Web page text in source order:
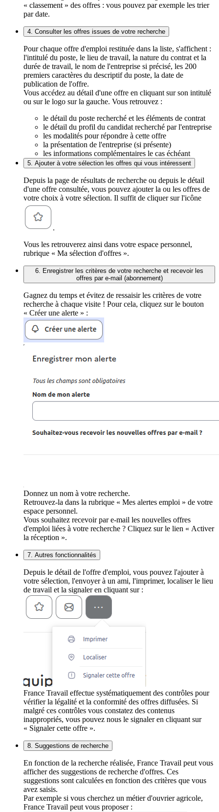
« classement » des offres : vous pouvez par exemple les trier
par date.
4. Consulter les offres issues de votre recherche
Pour chaque offre d'emploi restituée dans la liste, s'affichent :
l'intitulé du poste, le lieu de travail, la nature du contrat et la
durée de travail, le nom de l'entreprise si précisé, les 200
premiers caractères du descriptif du poste, la date de
publication de l'offre.
Vous accédez au détail d'une offre en cliquant sur son intitulé
ou sur le logo sur la gauche. Vous retrouvez :
le détail du poste recherché et les éléments de contrat
le détail du profil du candidat recherché par l'entreprise
les modalités pour répondre à cette offre
la présentation de l'entreprise (si présente)
les informations complémentaires le cas échéant
5. Ajouter à votre sélection les offres qui vous intéressent
Depuis la page de résultats de recherche ou depuis le détail
d'une offre consultée, vous pouvez ajouter la ou les offres de
votre choix à votre sélection. Il suffit de cliquer sur l'icône
.
Vous les retrouverez ainsi dans votre espace personnel,
rubrique « Ma sélection d'offres ».
6. Enregistrer les critères de votre recherche et recevoir les
offres par e-mail (abonnement)
Gagnez du temps et évitez de ressaisir les critères de votre
recherche à chaque visite ! Pour cela, cliquez sur le bouton
« Créer une alerte » :
Donnez un nom à votre recherche.
Retrouvez-la dans la rubrique « Mes alertes emploi » de votre
espace personnel.
Vous souhaitez recevoir par e-mail les nouvelles offres
d'emploi liées à votre recherche ? Cliquez sur le lien « Activer
la réception ».
7. Autres fonctionnalités
Depuis le détail de l'offre d'emploi, vous pouvez l'ajouter à
votre sélection, l'envoyer à un ami, l'imprimer, localiser le lieu
de travail et la signaler en cliquant sur :
France Travail effectue systématiquement des contrôles pour
vérifier la légalité et la conformité des offres diffusées. Si
malgré ces contrôles vous constatez des contenus
inappropriés, vous pouvez nous le signaler en cliquant sur
« Signaler cette offre ».
8. Suggestions de recherche
En fonction de la recherche réalisée, France Travail peut vous
afficher des suggestions de recherche d'offres. Ces
suggestions sont calculées en fonction des critères que vous
avez saisis.
Par exemple si vous cherchez un métier d'ouvrier agricole,
France Travail peut vous proposer :